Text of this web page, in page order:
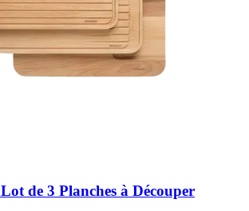
Lot de 3 Planches à Découper